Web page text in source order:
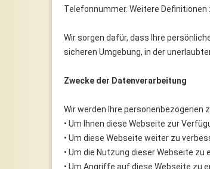
Telefonnummer. Weitere Definitionen
Wir sorgen dafür, dass Ihre
sicheren Umgebung, in der
Zwecke der Datenverarbeitung
Wir werden Ihre personenbezogenen
• Um Ihnen diese Webseite zur
• Um diese Webseite weiter zu
• Um die Nutzung dieser Webseite
• Um Angriffe auf diese Webseite zu